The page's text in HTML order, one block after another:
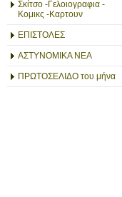
Σκίτσο -Γελοιογραφια -
Κομικς -Καρτουν
ΕΠΙΣΤΟΛΕΣ
ΑΣΤΥΝΟΜΙΚΑ ΝΕΑ
ΠΡΩΤΟΣΕΛΙΔΟ του μήνα